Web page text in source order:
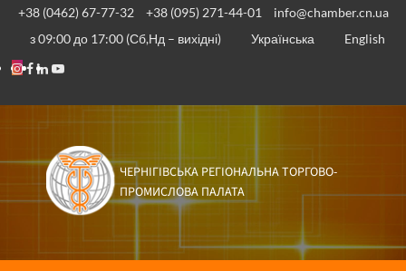
Перейти
вмісту
+38 (0462) 67-77-32 +38 (095) 271-44-01
info@chamber.cn.ua
з 09:00 до 17:00 (Сб,Нд – вихідні)
Українська
English
Instagram
Facebook
Linkedin
Youtube
ЧЕРНІГІВСЬКА РЕГІОНАЛЬНА ТОРГОВО-
ПРОМИСЛОВА ПАЛАТА